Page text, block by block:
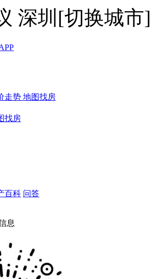
深圳[切换城市]
走势 地图找房
找房
百科 问答
息